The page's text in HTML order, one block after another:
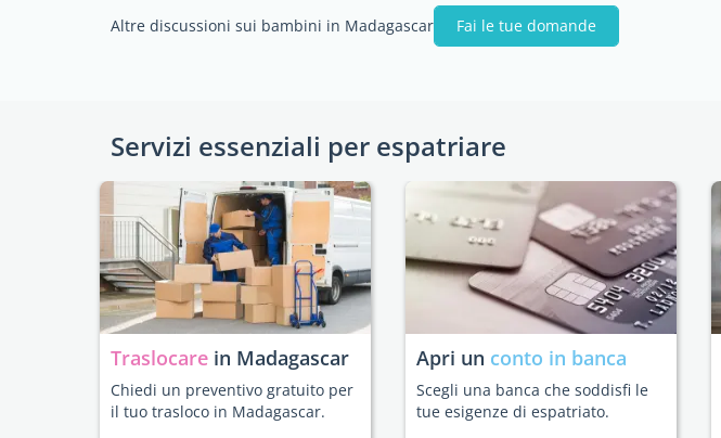
Altre discussioni sui bambini in Madagascar Fai le tue domande
Servizi essenziali per espatriare
Traslocare in Madagascar
Chiedi un preventivo gratuito per
il tuo trasloco in Madagascar.
Apri un conto in banca
Scegli una banca che soddisfi le
tue esigenze di espatriato.